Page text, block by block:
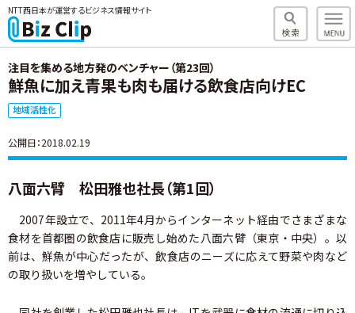
NTT西日本が運営するビジネス情報サイト
注目を集める地方発のベンチャー（第23回）
鮮魚に加え青果も肉も届ける飲食店向けEC
地域活性化
公開日：2018.02.19
八面六臂 松田雅也社長（第1回）
2007年設立で、2011年4月からインターネット経由でさまざまな
食材を首都圏の飲食店に販売し始めた八面六臂（東京・中央）。以
前は、鮮魚が中心だったが、飲食店のニーズに応えて野菜や肉など
の取り扱いを増やしている。